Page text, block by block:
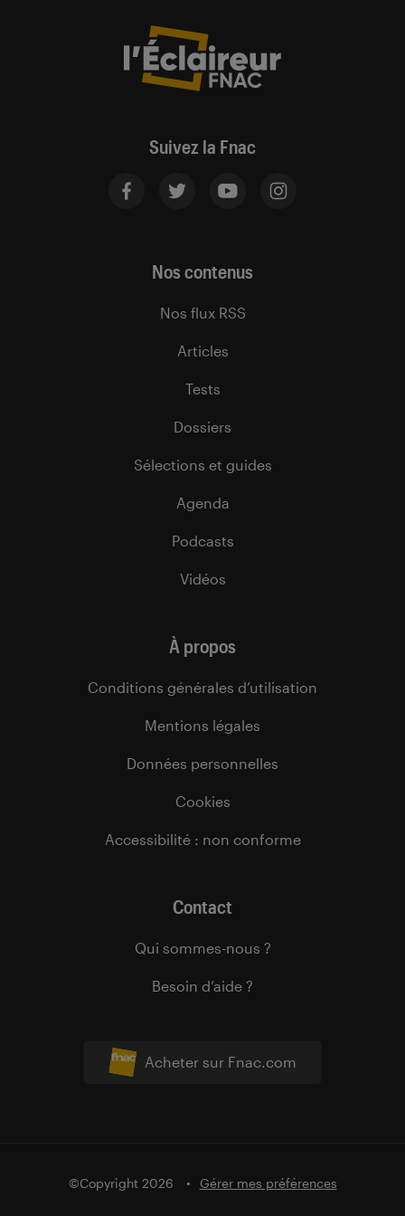
Suivez la Fnac
Acheter sur Fnac.com
Nos contenus
Nos flux RSS
Articles
Tests
Dossiers
Sélections et guides
Agenda
Podcasts
Vidéos
À propos
Conditions générales d’utilisation
Mentions légales
Données personnelles
Cookies
Accessibilité : non conforme
Contact
Qui sommes-nous ?
Besoin d’aide ?
©Copyright 2026 Gérer mes préférences